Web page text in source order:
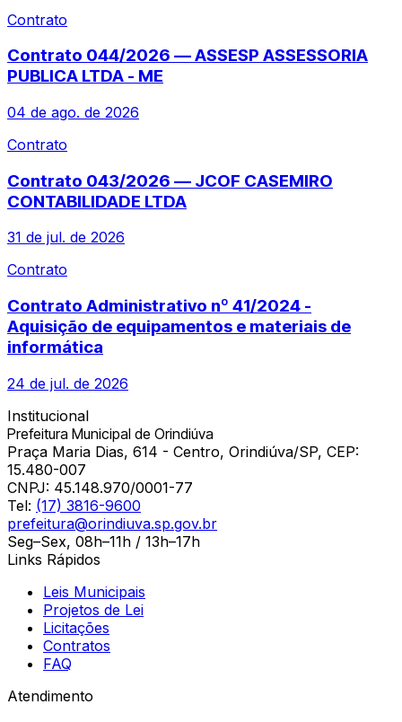
Contrato
Contrato 044/2026 — ASSESP ASSESSORIA
PUBLICA LTDA - ME
04 de ago. de 2026
Contrato
Contrato 043/2026 — JCOF CASEMIRO
CONTABILIDADE LTDA
31 de jul. de 2026
Contrato
Contrato Administrativo nº 41/2024 -
Aquisição de equipamentos e materiais de
informática
24 de jul. de 2026
Institucional
Prefeitura Municipal de Orindiúva
Praça Maria Dias, 614 - Centro, Orindiúva/SP, CEP:
15.480-007
CNPJ: 45.148.970/0001-77
Tel: (17) 3816-9600
prefeitura@orindiuva.sp.gov.br
Seg–Sex, 08h–11h / 13h–17h
Links Rápidos
Leis Municipais
Projetos de Lei
Licitações
Contratos
FAQ
Atendimento